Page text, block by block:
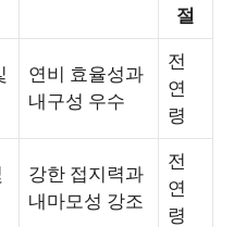
절
연비 효율성과
내구성 우수
전
연
령
강한 접지력과
내마모성 강조
전
연
령